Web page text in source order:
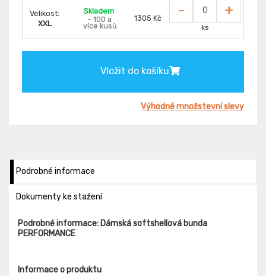
Velikost:
XXL
Skladem
- 100 a
více kusů
1305 Kč - +
ks
Vložit do košíku
Výhodné množstevní slevy
Podrobné informace
Dokumenty ke stažení
Podrobné informace: Dámská softshellová bunda
PERFORMANCE
Informace o produktu